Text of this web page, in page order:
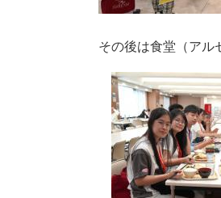
その後は食堂（アル